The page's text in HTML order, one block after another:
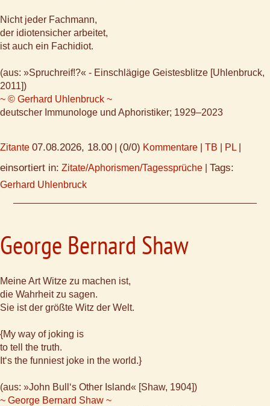
Nicht jeder Fachmann,
der idiotensicher arbeitet,
ist auch ein Fachidiot.
(aus: »Spruchreif!?« - Einschlägige Geistesblitze [Uhlenbruck,
2011])
~ © Gerhard Uhlenbruck ~
deutscher Immunologe und Aphoristiker; 1929–2023
Zitante 07.08.2026, 18.00 (0/0) Kommentare TB PL
einsortiert in: Zitate/Aphorismen/Tagessprüche Tags:
Gerhard Uhlenbruck
George Bernard Shaw
Meine Art Witze zu machen ist,
die Wahrheit zu sagen.
Sie ist der größte Witz der Welt.
{My way of joking is
to tell the truth.
It‘s the funniest joke in the world.}
(aus: »John Bull‘s Other Island« [Shaw, 1904])
~ George Bernard Shaw ~